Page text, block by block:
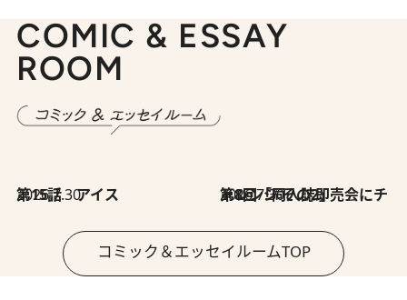
COMIC & ESSAY
ROOM
2026.7.30
第15話 アイス 2026.7.30
第8回「同人誌即売会にチャレンジ その2」
コミック＆エッセイルームTOP